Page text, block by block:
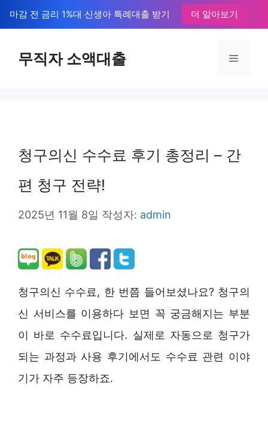
텐
마감 전 금리 1%대 신생아 특례대출 받기 더 알아보기
무직자 소액대출 메
청구의신 수수료 후기 총정리 – 간
편 청구 전략!
2025년 11월 8일 작성자: admin
청구의신 수수료, 한 번쯤 들어보셨나요? 청구의
신 서비스를 이용하다 보면 꼭 궁금해지는 부분
이 바로 수수료입니다. 실제로 자동으로 청구가
되는 과정과 사용 후기에서도 수수료 관련 이야
기가 자주 등장하죠.